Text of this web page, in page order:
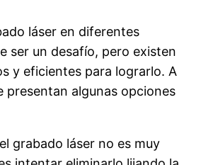
láser en diferentes
ser un desafío, pero existen
y eficientes para lograrlo. A
presentan algunas opciones
grabado láser no es muy